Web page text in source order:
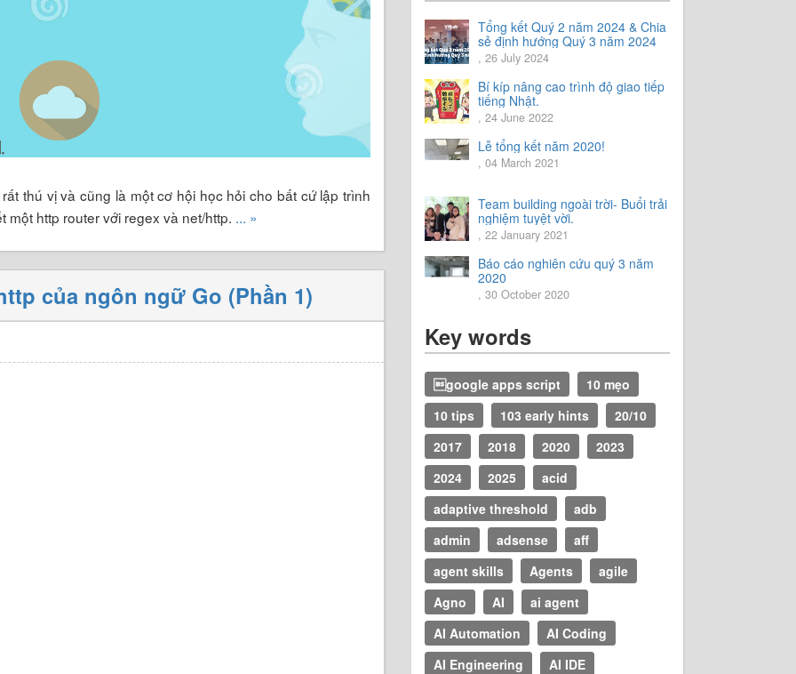
thú vị và cũng là một cơ hội học hỏi cho bất cứ lập trình
một http router với regex và net/http. ... »
của ngôn ngữ Go (Phần 1)
Tổng kết Quý 2 năm 2024 & Chia
sẻ định hướng Quý 3 năm 2024
, 26 July 2024
Bí kíp nâng cao trình độ giao tiếp
tiếng Nhật.
, 24 June 2022
Lễ tổng kết năm 2020!
, 04 March 2021
Team building ngoài trời- Buổi trải
nghiệm tuyệt vời.
, 22 January 2021
Báo cáo nghiên cứu quý 3 năm
2020
, 30 October 2020
Key words
google apps script
10 mẹo
10 tips
103 early hints
20/10
2017
2018 2020
2023
2024
2025
acid
adaptive threshold
adb
admin
adsense
aff
agent skills
Agents
agile
Agno
AI
ai agent
AI Automation
AI Coding
AI Engineering
AI IDE